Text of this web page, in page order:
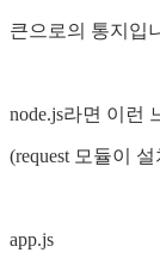
큰으로의 통지입
node.js라면 이런
(request 모듈이
app.js